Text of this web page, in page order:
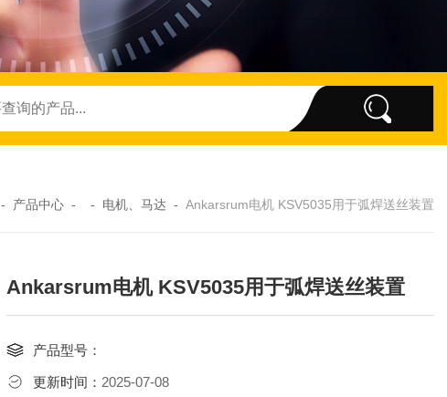
- 产品中心 - - 电机、马达 - Ankarsrum电机 KSV5035用于弧焊送丝装置
Ankarsrum电机 KSV5035用于弧焊送丝装置
产品型号：
更新时间： 2025-07-08